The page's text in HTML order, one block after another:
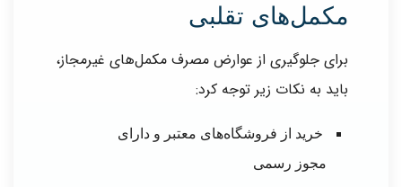
مکمل‌های تقلبی
برای جلوگیری از عوارض مصرف مکمل‌های غیرمجاز،
باید به نکات زیر توجه کرد:
خرید از فروشگاه‌های معتبر و دارای
مجوز رسمی